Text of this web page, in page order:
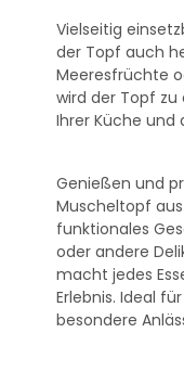
Vielseitig
der Topf auch
Meeresfrüchte
wird der Topf zu
Ihrer Küche und
Genießen und
Muscheltopf
funktionales
oder andere
macht jedes
Erlebnis. Ideal
besondere